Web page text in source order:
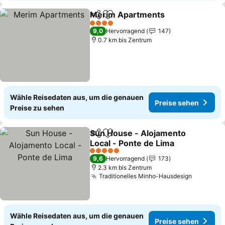
TeilenZu Favoriten hinzufügen
Merim Apartments
4 Sterne
9,0 Hervorragend
147
0.7 km bis Zentrum
Wähle Reisedaten aus, um die genauen
Preise zu sehen
Preise sehen
TeilenZu Favoriten hinzufügen
Sun House - Alojamento
Local - Ponte de Lima
Preise sehen
5 Sterne
9,6 Hervorragend
173
2.3 km bis Zentrum
Traditionelles Minho-Hausdesign
Wähle Reisedaten aus, um die genauen
Preise sehen